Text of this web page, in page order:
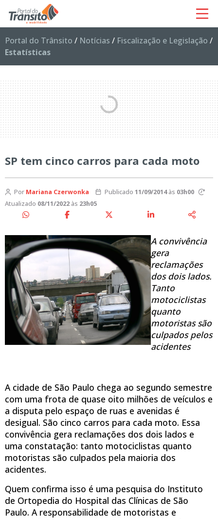
Portal do Trânsito / Notícias / Fiscalização e Legislação /
Estatísticas
SP tem cinco carros para cada moto
Por Mariana Czerwonka Publicado 11/09/2014às 03h00
Atualizado 08/11/2022 às 23h05
A convivência
gera
reclamações
dos dois lados.
Tanto
motociclistas
quanto
motoristas são
culpados pelos
acidentes
A cidade de São Paulo chega ao segundo semestre
com uma frota de quase oito milhões de veículos e
a disputa pelo espaço de ruas e avenidas é
desigual. São cinco carros para cada moto. Essa
convivência gera reclamações dos dois lados e
uma constatação: tanto motociclistas quanto
motoristas são culpados pela maioria dos
acidentes.
Quem confirma isso é uma pesquisa do Instituto
de Ortopedia do Hospital das Clínicas de São
Paulo. A responsabilidade de motoristas e